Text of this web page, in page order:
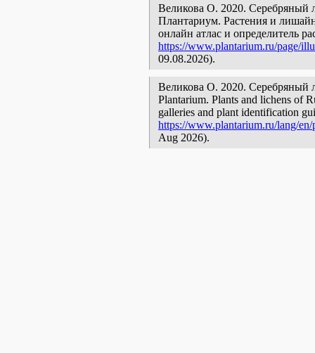
Великова О. 2020. Серебряный
Плантариум. Растения и
онлайн атлас и определитель
https://www.plantarium.ru/page/
09.08.2026).
Великова О. 2020. Серебряный
Plantarium. Plants and lichens of
galleries and plant identification
https://www.plantarium.ru/lang/
Aug 2026).